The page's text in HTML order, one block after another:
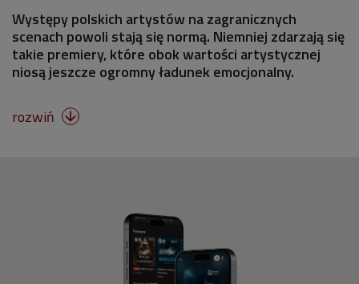
Występy polskich artystów na zagranicznych
scenach powoli stają się normą. Niemniej zdarzają się
takie premiery, które obok wartości artystycznej
niosą jeszcze ogromny ładunek emocjonalny.
rozwiń 